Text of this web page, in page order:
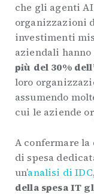
che gli agenti
organizzazioni
investimenti
aziendali
più del 30%
loro
assumendo
cui le aziende
A confermare la
di spesa
un’analisi di IDC
della spesa IT